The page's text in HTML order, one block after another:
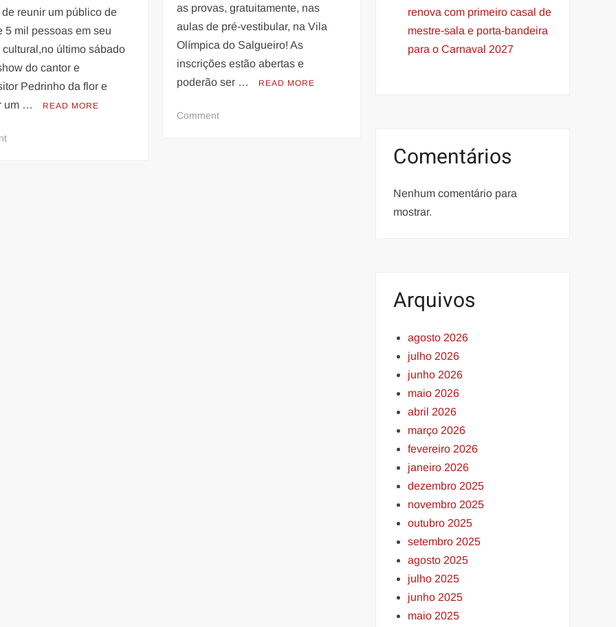
reunir um público de
5 mil pessoas em seu
cultural,no último sábado
do cantor e
Pedrinho da flor e
um …
READ MORE
on
as provas, gratuitamente, nas
aulas de pré-vestibular, na Vila
Olímpica do Salgueiro! As
inscrições estão abertas e
poderão ser …
READ MORE
Commenton
renova com primeiro casal de
mestre-sala e porta-bandeira
para o Carnaval 2027
Comentários
Nenhum comentário para
mostrar.
Arquivos
agosto 2026
julho 2026
junho 2026
maio 2026
abril 2026
março 2026
fevereiro 2026
janeiro 2026
dezembro 2025
novembro 2025
outubro 2025
setembro 2025
agosto 2025
julho 2025
junho 2025
maio 2025